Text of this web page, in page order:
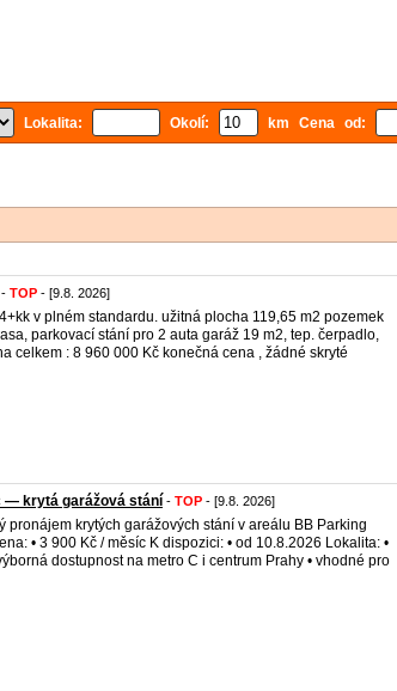
Lokalita: Okolí: km Cena od:
- TOP - [9.8. 2026]
v plném standardu. užitná plocha 119,65 m2 pozemek
parkovací stání pro 2 auta garáž 19 m2, tep. čerpadlo,
celkem : 8 960 000 Kč konečná cena , žádné skryté
— krytá garážová stání - TOP - [9.8. 2026]
pronájem krytých garážových stání v areálu BB Parking
• 3 900 Kč / měsíc K dispozici: • od 10.8.2026 Lokalita: •
dostupnost na metro C i centrum Prahy • vhodné pro